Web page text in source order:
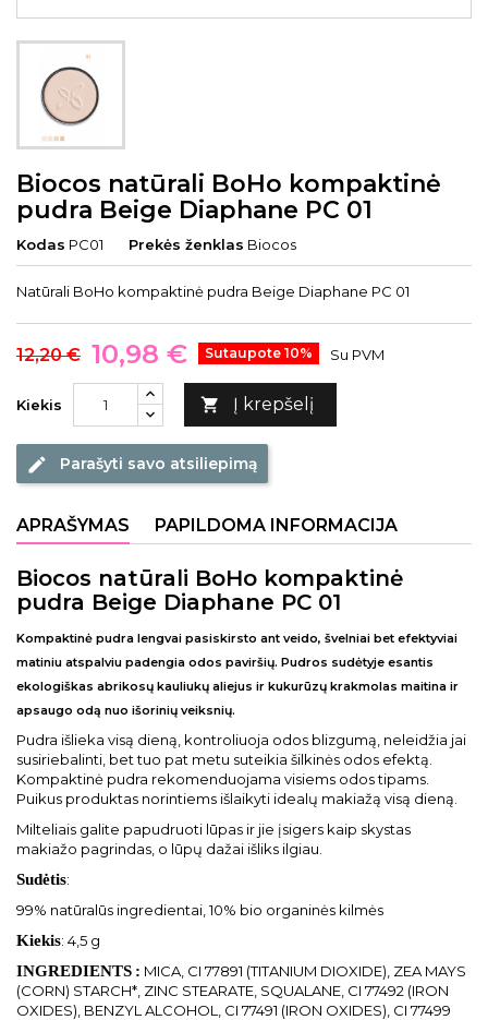
Biocos natūrali BoHo kompaktinė
pudra Beige Diaphane PC 01
Kodas PC01 Prekės ženklas Biocos
Natūrali BoHo kompaktinė pudra Beige Diaphane PC 01
12,20 € 10,98 € Sutaupote 10% Su PVM
Kiekis  Į krepšelį
edit Parašyti savo atsiliepimą
APRAŠYMAS PAPILDOMA INFORMACIJA
Biocos natūrali BoHo kompaktinė
pudra Beige Diaphane PC 01
Kompaktinė pudra lengvai pasiskirsto ant veido, švelniai bet efektyviai
matiniu atspalviu padengia odos paviršių. Pudros sudėtyje esantis
ekologiškas abrikosų kauliukų aliejus ir kukurūzų krakmolas maitina ir
apsaugo odą nuo išorinių veiksnių.
Pudra išlieka visą dieną, kontroliuoja odos blizgumą, neleidžia jai
susiriebalinti, bet tuo pat metu suteikia šilkinės odos efektą.
Kompaktinė pudra rekomenduojama visiems odos tipams.
Puikus produktas norintiems išlaikyti idealų makiažą visą dieną.
Milteliais galite papudruoti lūpas ir jie įsigers kaip skystas
makiažo pagrindas, o lūpų dažai išliks ilgiau.
Sudėtis:
99% natūralūs ingredientai, 10% bio organinės kilmės
Kiekis: 4,5 g
INGREDIENTS : MICA, CI 77891 (TITANIUM DIOXIDE), ZEA MAYS
(CORN) STARCH*, ZINC STEARATE, SQUALANE, CI 77492 (IRON
OXIDES), BENZYL ALCOHOL, CI 77491 (IRON OXIDES), CI 77499